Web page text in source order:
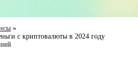
с криптовалюты в 2024 году